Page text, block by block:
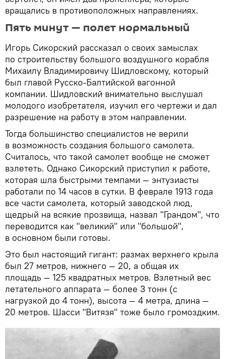
вращались в противоположных направлениях.
Пять минут — полет нормальный
Игорь Сикорский рассказал о своих замыслах
по строительству большого воздушного корабля
Михаилу Владимировичу Шидловскому, который
был главой Русско-Балтийской вагонной
компании. Шидловский внимательно выслушал
молодого изобретателя, изучил его чертежи и дал
разрешение на работу в этом направлении.
Тогда большинство специалистов не верили
в возможность создания большого самолета.
Считалось, что такой самолет вообще не сможет
взлететь. Однако Сикорский приступил к работе,
которая шла быстрыми темпами — энтузиасты
работали по 14 часов в сутки. В феврале 1913 года
все части самолета, который заводской люд,
щедрый на всякие прозвища, назвал "Грандом", что
переводится как "великий" или "большой",
в основном были готовы.
Это был настоящий гигант: размах верхнего крыла
был 27 метров, нижнего — 20, а общая их
площадь — 125 квадратных метров. Взлетный вес
летательного аппарата — более 3 тонн (с
нагрузкой до 4 тонн), высота — 4 метра, длина —
20 метров. Шасси "Витязя" тоже было громоздким.